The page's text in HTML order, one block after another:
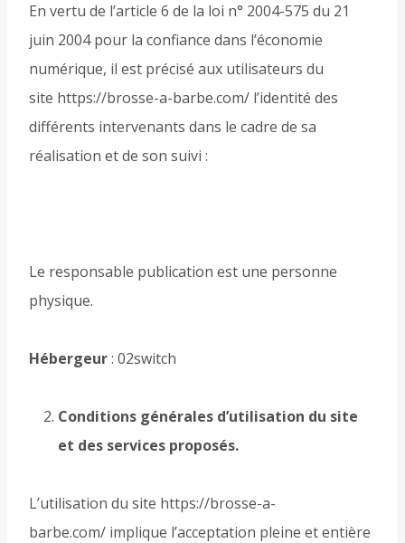
En vertu de l’article 6 de la loi n° 2004-575 du 21
juin 2004 pour la confiance dans l’économie
numérique, il est précisé aux utilisateurs du
site https://brosse-a-barbe.com/ l’identité des
différents intervenants dans le cadre de sa
réalisation et de son suivi :
Le responsable publication est une personne
physique.
Hébergeur: 02switch
Conditions générales d’utilisation du site
et des services proposés.
L’utilisation du site https://brosse-a-
barbe.com/ implique l’acceptation pleine et entière